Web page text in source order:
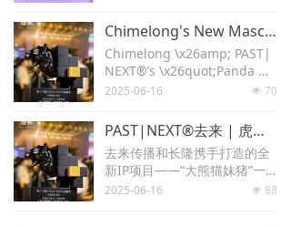
链路贯通。
Chimelong's New Mascot Honored with Tiger Roar Gold Award!
Chimelong \x26amp; PAST|
NEXT®’s \x26quot;Panda Me
izhu\x26quot; IP Wins IP Ma
wards.​​
넶 70
2025-06-16
PAST|NEXT®去来 | 虎啸金奖捷报：长隆全新IP“大熊猫妹猪”荣耀摘金！
去来传播和长隆携手打造的全
新IP项目——“大熊猫妹猪”一
举斩获本年度虎啸奖IP营销类
넶 88
2025-06-16